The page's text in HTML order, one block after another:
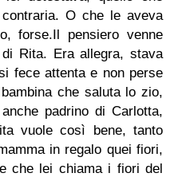
O che le aveva
forse.Il pensiero venne
Rita. Era allegra, stava
fece attenta e non perse
che saluta lo zio,
padrino di Carlotta,
vuole così bene, tanto
in regalo quei fiori,
che lei chiama i fiori del